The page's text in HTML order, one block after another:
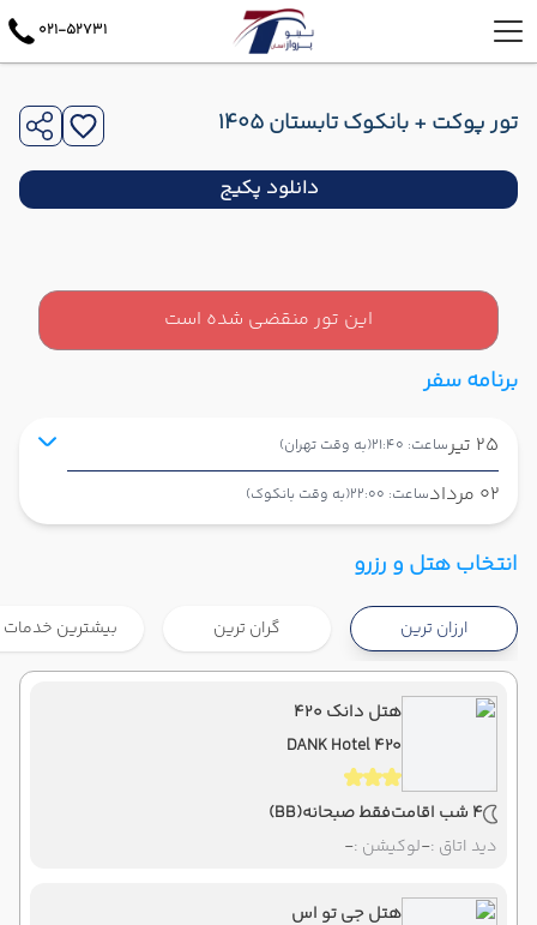
021-52731
تور پوکت + بانکوک تابستان 1405
دانلود پکیج
این تور منقضی شده است
برنامه سفر
25 تیر ساعت: 21:40 (به وقت تهران)
02 مرداد ساعت: 22:00 (به وقت بانکوک)
شروع سفر تهران ,
نوع سفر :هواییEconomy ماهان
ساعت حرکت :21:40
07:00
پایان سفر بانکوک , فرودگاه بین‌المللی سووارنابومی BKK
تهران ,
نوع سفر :هواییEconomy
انتخاب هتل و رزرو
ارزان ترین گران ترین بیشترین خدمات
هتل دانک ۴۲۰
DANK Hotel 420
4 شب اقامت فقط صبحانه(BB)
دید اتاق :-لوکیشن :-
هتل جی تو اس